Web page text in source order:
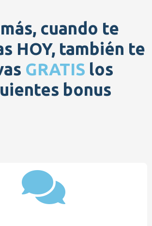
cuando te
HOY, también te
GRATIS los
bonus